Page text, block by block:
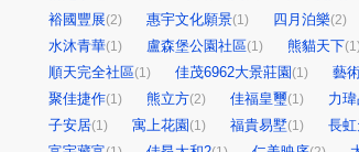
裕國豐展(2) 惠宇文化願景(1) 四月泊樂(2)
水沐青華(1) 盧森堡公園社區(1) 熊貓天下(1)
順天完全社區(1) 佳茂6962大景莊園 (1) 藝
聚佳捷作(1) 熊立方(2) 佳福皇璽(1) 力
子安居(1) 寓上花園 (1) 福貴易墅(1) 長